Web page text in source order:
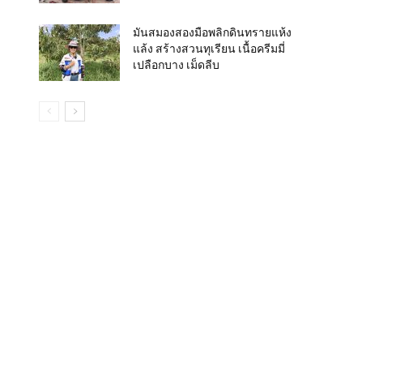
มันสมองสองมือพลิกดินทรายแห้ง
แล้ง สร้างสวนทุเรียน เนื้อครีมมี่
เปลือกบาง เม็ดลีบ